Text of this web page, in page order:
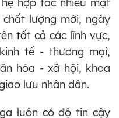
hợp tác nhiều mặt
lượng mới, ngày
tất cả các lĩnh vực,
tế - thương mại,
hóa - xã hội, khoa
lưu nhân dân.
luôn có độ tin cậy